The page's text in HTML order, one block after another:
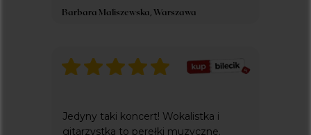
Jedyny taki koncert! Wokalistka i
gitarzystka to perełki muzyczne.
Barbara Maliszewska, Warszawa